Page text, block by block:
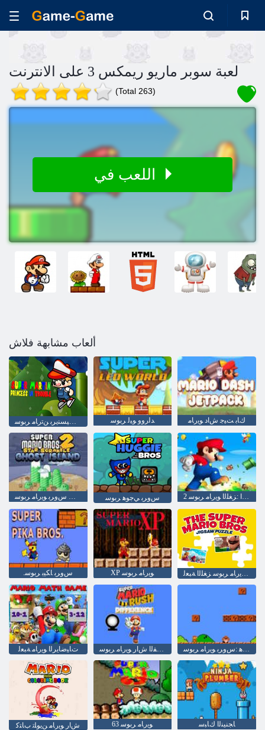
لعبة سوبر ماريو ريمكس 3 على الانترنت
(Total 263)
ألعاب مشابهة فلاش
ﺔﻃﺭﻭ ﻲﻓ ﺲﻴﺴﻨﻳﺮﺑ ﻦﺗﺭﺎﻣ ﺮﺑﻮﺳ ﺪﻟﺭﻭﻭ ﻮﻴﻟ ﺮﺑﻮﺳ ﻙﺎﺑ ﺖﻴﺟ ﺵﺍﺩ ﻮﻳﺭﺎﻣ
ﺡﺎﺒﺷﻷ ﺍ ﺓﺮﻳﺰﺟ 2 ﻊﻓﺍﺪﺘﻟﺍ ﺭﺎﺘﺳ ﺱﻭﺮﺑ ﻮﻳﺭﺎﻣ ﺮﺑﻮﺳ ﺱﻭﺮﺑ ﻲﺟﻮﻫ ﺮﺑﻮﺳ 2 ﻢﺳﻮﻤﻟﺍ :ﺰﻐﻠﻟﺍ ﻮﻳﺭﺎﻣ ﺮﺑﻮﺳ
.ﺱﻭﺮﺑ ﺎﻜﻴﺑ ﺮﺑﻮﺳ XP ﻮﻳﺭﺎﻣ ﺮﺑﻮﺳ ﺱﻭﺮﺑ ﻮﻳﺭﺎﻣ ﺮﺑﻮﺳ ﺰﻐﻠﻟﺍ ﺔﺒﻌﻟ
ﺕﺎﻴﺿﺎﻳﺮﻟﺍ ﻮﻳﺭﺎﻣ ﺔﺒﻌﻟ ﻕﺮﻔﻟﺍ ﺵﺍﺭ ﻮﻳﺭﺎﻣ ﺮﺑﻮﺳ ﻦﻴﺒﻋﻻ ﻙﺎﻫ :ﺱﻭﺮﺑ ﻮﻳﺭﺎﻣ ﺮﺑﻮﺳ
ﺵﺍﺭ ﻮﻳﺭﺎﻣ ﻦﻳﻮﻠﺗ ﺏﺎﺘﻛ 63 ﻮﻳﺭﺎﻣ ﺮﺑﻮﺳ ﺎﺠﻨﻴﻨﻟﺍ ﻙﺎﺒﺳ